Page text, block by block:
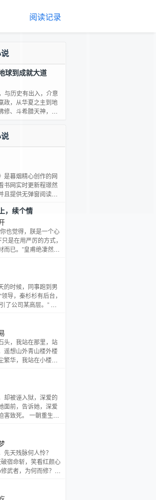
阅读记录
球到成就大道
与历史有出入，介意
政，从华夏之主到地
、斗希腊天神，直
是暮烟精心创作的网
书网实时更新程璟然
提供无弹窗阅读，
同或者支持程璟然
，续个情
也觉得，朕是一个心
是在用严厉的方式，
已。”皇甫绝凄然一
模一样的面孔，朕
狠折磨他。”柳顺心
没有提及名字，可他
道对方口中的她，指
纳兰贞贞。
的时候，同事跑到男
导，秦杉杉有后台，
了公司某高层。” 男
就是我，白夜锦。”
头，我站在那里，站
遥想山外青山楼外楼
华，我站在小楼上
望星空。岁月如
如海，残阳如血。
中走来，一步步走向
却被诬入狱，深爱的
面前，告诉她，深爱
致死。 一朝重生，
扯着他的大旗虐渣
了个天翻地覆……
先天残脉何人怜？
宿命斩，笑看红颜心
武者，为何而修？求